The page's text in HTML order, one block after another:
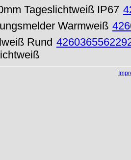
Tageslichtweiß IP67
Warmweiß
Rund